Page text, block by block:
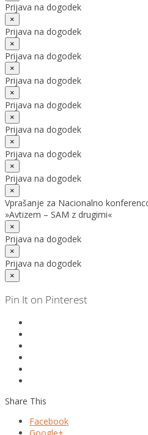
Prijava na dogodek
×
Prijava na dogodek
×
Prijava na dogodek
×
Prijava na dogodek
×
Prijava na dogodek
×
Prijava na dogodek
×
Prijava na dogodek
×
Prijava na dogodek
×
Vprašanje za Nacionalno
»Avtizem – SAM z drugimi«
×
Prijava na dogodek
×
Prijava na dogodek
×
Pin It on Pinterest
Share This
Facebook
Google+